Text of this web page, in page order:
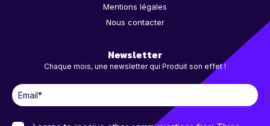
Mentions légales
Nous contacter
Newsletter
Chaque mois, une newsletter qui Produit son effet !